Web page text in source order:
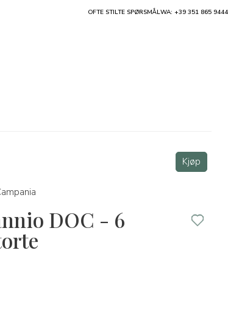
Kjøp
DOC - 6
OFTE STILTE SPØRSMÅLWA: +39 351 865 9444